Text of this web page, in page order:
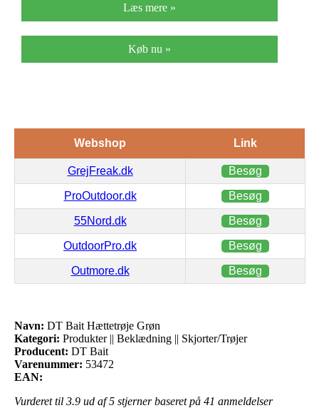
Læs mere »
Køb nu »
Webshop Link
GrejFreak.dk Besøg
ProOutdoor.dk Besøg
55Nord.dk Besøg
OutdoorPro.dk Besøg
Outmore.dk Besøg
Navn: DT Bait Hættetrøje Grøn
Kategori: Produkter || Beklædning || Skjorter/Trøjer
Producent: DT Bait
Varenummer: 53472
EAN:
Vurderet til 3.9 ud af 5 stjerner baseret på 41 anmeldelser